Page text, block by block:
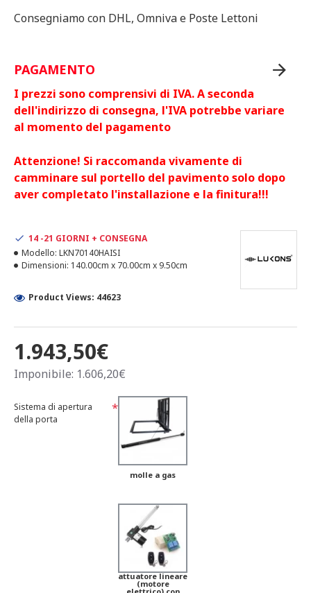
Consegniamo con DHL, Omniva e Poste Lettoni
PAGAMENTO
I prezzi sono comprensivi di IVA. A seconda
dell'indirizzo di consegna, l'IVA potrebbe variare
al momento del pagamento
Attenzione! Si raccomanda vivamente di
camminare sul portello del pavimento solo dopo
aver completato l'installazione e la finitura!!!
1.943,50€
Imponibile: 1.606,20€
14 -21 GIORNI + CONSEGNA
Modello: LKN70140HAISI
Dimensioni: 140.00cm x 70.00cm x 9.50cm
Product Views: 44623
Sistema di apertura
della porta
molle a gas
attuatore lineare
(motore